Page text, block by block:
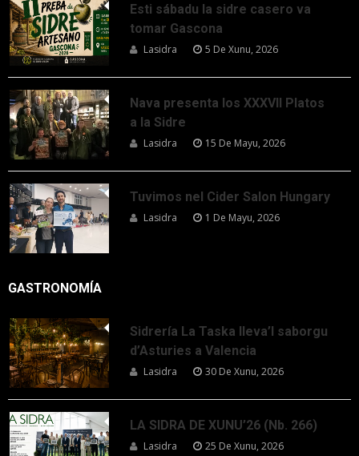
Esti sábadu la sidre casero va
tomar Gascona
Lasidra 5 De Xunu, 2026
Nava presenta los XXXVII Platos
a la Sidre
Lasidra 15 De Mayu, 2026
Tuvimos nel Cider Salon Hungary
Lasidra 1 De Mayu, 2026
GASTRONOMÍA
Sidrería La Taska lleva’l saborgu
d’Asturies a Valencia
Lasidra 30 De Xunu, 2026
LA SIDRA DE XUNU’26 (Nb. 266)
Lasidra 25 De Xunu, 2026